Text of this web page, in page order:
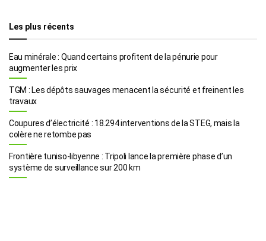
Les plus récents
Eau minérale : Quand certains profitent de la pénurie pour
augmenter les prix
TGM : Les dépôts sauvages menacent la sécurité et freinent les
travaux
Coupures d’électricité : 18.294 interventions de la STEG, mais la
colère ne retombe pas
Frontière tuniso-libyenne : Tripoli lance la première phase d’un
système de surveillance sur 200 km